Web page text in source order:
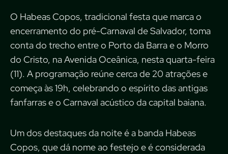
O Habeas Copos, tradicional festa que marca o
encerramento do pré-Carnaval de Salvador, toma
conta do trecho entre o Porto da Barra e o Morro
do Cristo, na Avenida Oceânica, nesta quarta-feira
(11). A programação reúne cerca de 20 atrações e
começa às 19h, celebrando o espírito das antigas
fanfarras e o Carnaval acústico da capital baiana.
Um dos destaques da noite é a banda Habeas
Copos, que dá nome ao festejo e é considerada